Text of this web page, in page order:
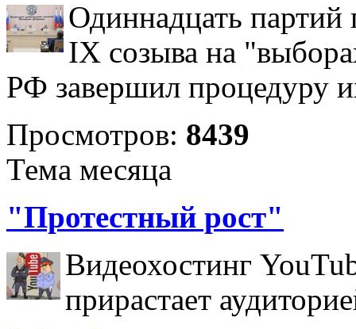
Одиннадцать партий
IX созыва на
РФ завершил процедуру
Просмотров: 8439
Тема месяца
"Протестный рост"
Видеохостинг
прирастает